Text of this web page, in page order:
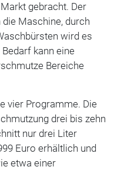
gebracht. Der
Maschine, durch
wird es
kann eine
Bereiche
vier Programme. Die
drei bis zehn
nur drei Liter
Euro erhältlich und
etwa einer